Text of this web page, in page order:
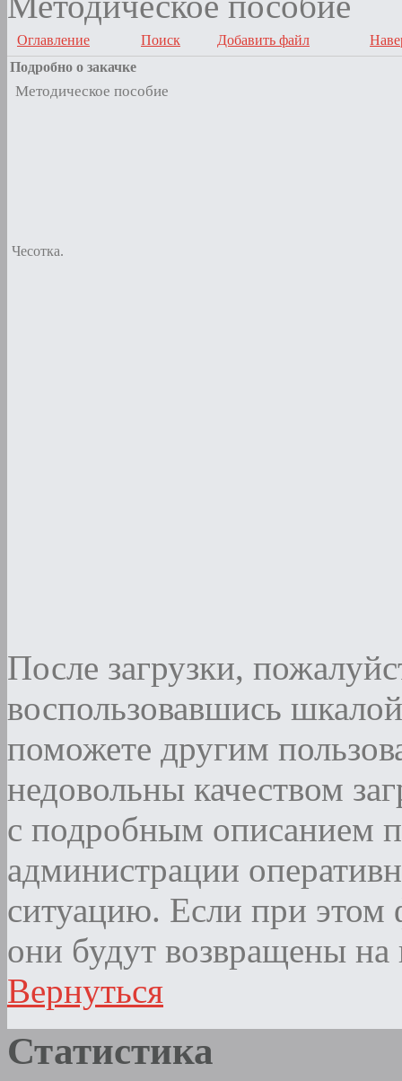
Оглавление Поиск Добавить файл
Подробно о закачке
Методическое пособие
Чесотка.
После загрузки,
воспользовавшись
поможете другим
недовольны качеством
с подробным описанием
администрации
ситуацию. Если при этом
они будут возвращены на
Вернуться
Статистика